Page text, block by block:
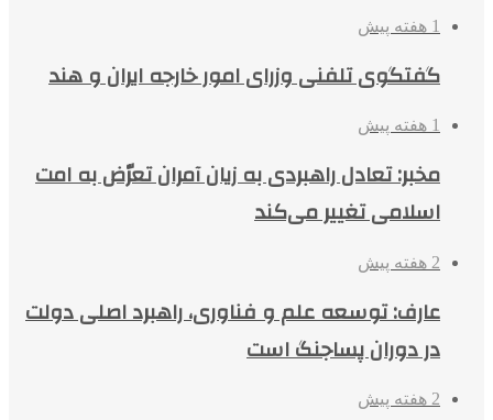
1 هفته پیش
گفتگوی تلفنی وزرای امور خارجه ایران و هند
1 هفته پیش
مخبر: تعادل راهبردی به زیان آمران تعرّض به امت
اسلامی تغییر می‌کند
2 هفته پیش
عارف: توسعه علم و فناوری، راهبرد اصلی دولت
در دوران پساجنگ است
2 هفته پیش